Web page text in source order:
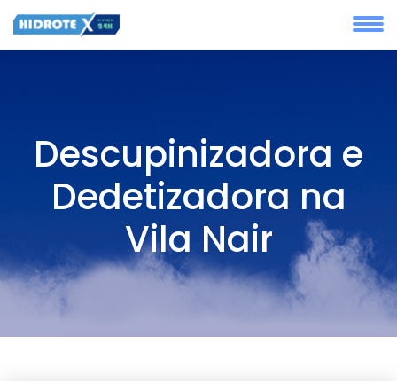
Descupinizadora e
Dedetizadora na
Vila Nair